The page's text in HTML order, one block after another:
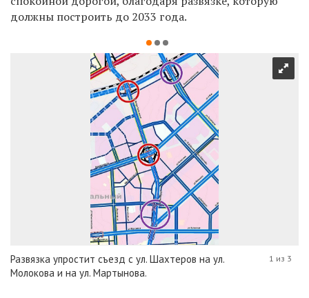
должны построить до 2033 года.
Развязка упростит съезд с ул. Шахтеров на ул.
Молокова и на ул. Мартынова.
1 из 3